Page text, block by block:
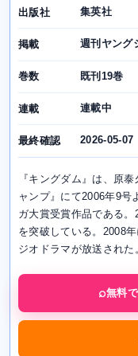
出版社 集英社
掲載 週刊ヤング
巻数 既刊19巻
連載 連載中
最終確認 2026-05-07
『キングダム』は、原
ャンプ』にて2006年9号
ガ大賞受賞作品である
を突破している。2008
ジオドラマが放送された
無料